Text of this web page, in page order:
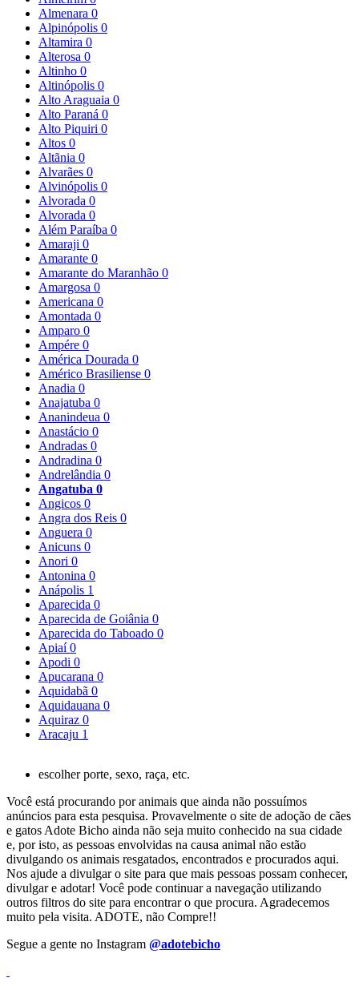
Almenara 0
Alpinópolis 0
Altamira 0
Alterosa 0
Altinho 0
Altinópolis 0
Alto Araguaia 0
Alto Paraná 0
Alto Piquiri 0
Altos 0
Altãnia 0
Alvarães 0
Alvinópolis 0
Alvorada 0
Alvorada 0
Além Paraíba 0
Amaraji 0
Amarante 0
Amarante do Maranhão 0
Amargosa 0
Americana 0
Amontada 0
Amparo 0
Ampére 0
América Dourada 0
Américo Brasiliense 0
Anadia 0
Anajatuba 0
Ananindeua 0
Anastácio 0
Andradas 0
Andradina 0
Andrelândia 0
Angatuba 0
Angicos 0
Angra dos Reis 0
Anguera 0
Anicuns 0
Anori 0
Antonina 0
Anápolis 1
Aparecida 0
Aparecida de Goiânia 0
Aparecida do Taboado 0
Apiaí0
Apodi 0
Apucarana 0
Aquidabã 0
Aquidauana 0
Aquiraz 0
Aracaju 1
escolher porte, sexo, raça, etc.
Você está procurando por animais que ainda não possuímos
anúncios para esta pesquisa. Provavelmente o site de adoção de cães
e gatos Adote Bicho ainda não seja muito conhecido na sua cidade
e, por isto, as pessoas envolvidas na causa animal não estão
divulgando os animais resgatados, encontrados e procurados aqui.
Nos ajude a divulgar o site para que mais pessoas possam conhecer,
divulgar e adotar! Você pode continuar a navegação utilizando
outros filtros do site para encontrar o que procura. Agradecemos
muito pela visita. ADOTE, não Compre!!
Segue a gente no Instagram @adotebicho